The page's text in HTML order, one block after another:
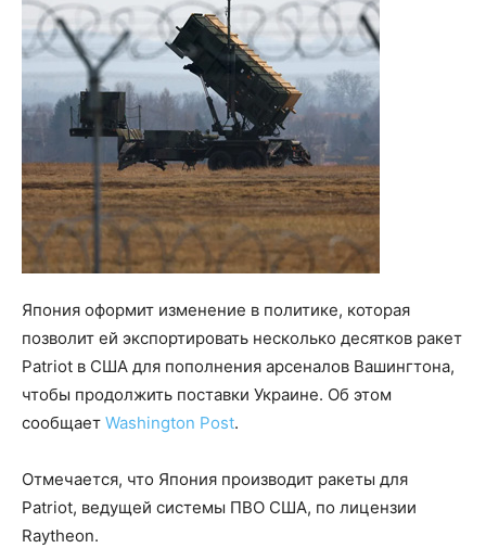
Япония оформит изменение в политике, которая
позволит ей экспортировать несколько десятков ракет
Patriot в США для пополнения арсеналов Вашингтона,
чтобы продолжить поставки Украине. Об этом
сообщает Washington Post.
Отмечается, что Япония производит ракеты для
Patriot, ведущей системы ПВО США, по лицензии
Raytheon.